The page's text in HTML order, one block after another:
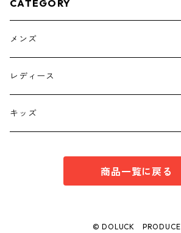
CATEGORY
メンズ
トップス
ボトムス
レディース
トップス
キッズ
商品一覧に戻る
© DOLUCK PRODUCE